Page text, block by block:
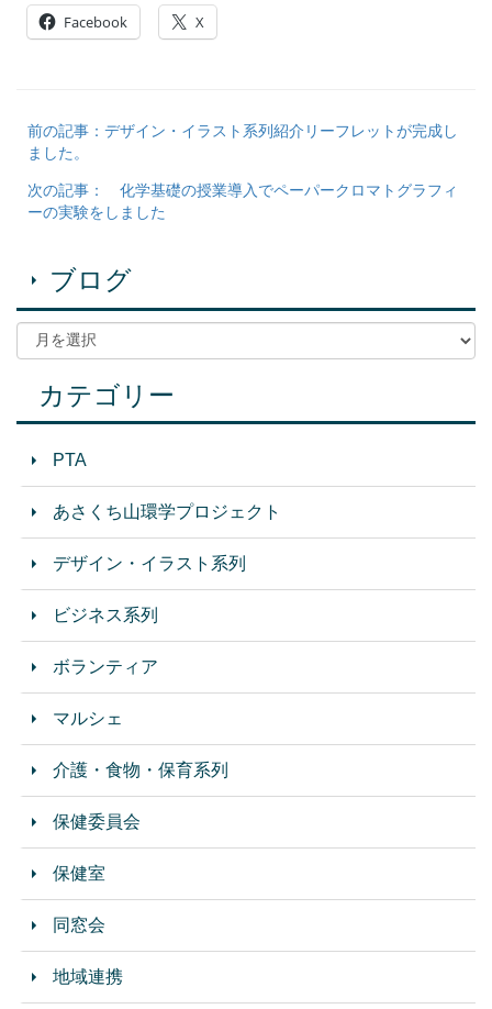
Facebook X
前の記事：デザイン・イラスト系列紹介リーフレットが完成し
ました。
次の記事： 化学基礎の授業導入でペーパークロマトグラフィ
ーの実験をしました
ブログ
カテゴリー
PTA
あさくち山環学プロジェクト
デザイン・イラスト系列
ビジネス系列
ボランティア
マルシェ
介護・食物・保育系列
保健委員会
保健室
同窓会
地域連携